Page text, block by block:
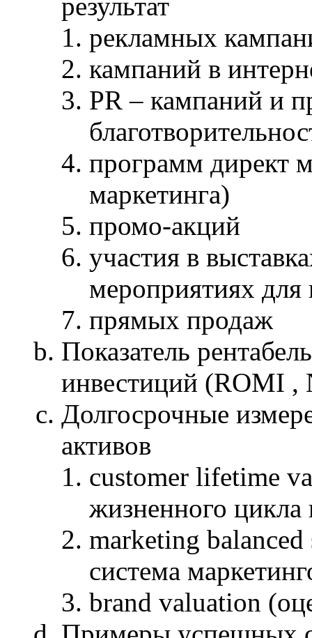
рекламных
кампаний в
PR – кампаний и
программ директ
маркетинга)
промо-акций
участия в
мероприятиях для
прямых продаж
Показатель
инвестиций (ROMI ,
Долгосрочные
активов
customer lifetime
жизненного цикла
marketing
система
brand valuation